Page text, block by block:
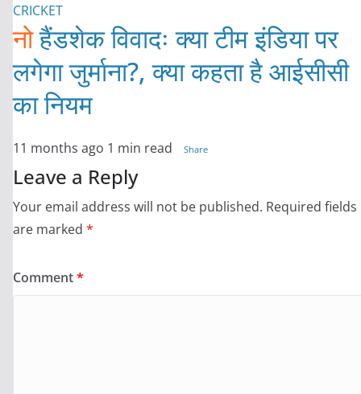
CRICKET
नोहैंडशेक विवादः क्या टीम इंडिया पर
लगेगा जुर्माना?, क्या कहता है आईसीसी
का नियम
11 months ago 1 min read Share
Leave a Reply
Your email address will not be published. Required fields
are marked *
Comment*